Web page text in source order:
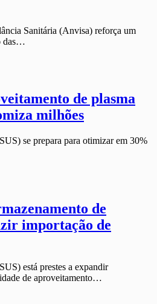
Sanitária (Anvisa) reforça um
das…
de plasma
milhões
se prepara para otimizar em 30%
de
importação de
está prestes a expandir
de aproveitamento…